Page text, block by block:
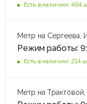
Есть в наличии: 464
Метр на Сергеева,
Режим работы:
Есть в наличии: 214
Метр на Трактовой,